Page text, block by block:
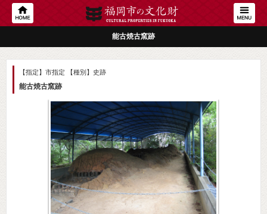
能古焼古窯跡
【指定】市指定 【種別】史跡
能古焼古窯跡